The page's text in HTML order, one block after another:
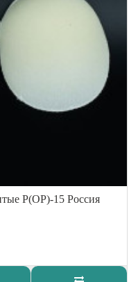
Р(ОР)-15 Россия